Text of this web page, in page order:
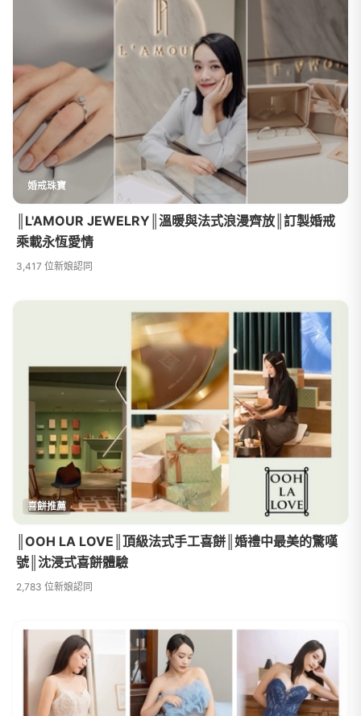
婚戒珠寶
║L'AMOUR JEWELRY║溫暖與法式浪漫齊放║訂製婚戒
乘載永恆愛情
3,417 位新娘認同
喜餅推薦
║OOH LA LOVE║頂級法式手工喜餅║婚禮中最美的驚嘆
號║沈浸式喜餅體驗
2,783 位新娘認同